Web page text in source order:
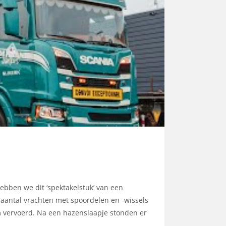
we dit ‘spektakelstuk’ van een
vrachten met spoordelen en -wissels
Na een hazenslaapje stonden er